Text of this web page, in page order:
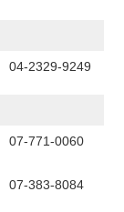
04-2329-9249
07-771-0060
07-383-8084